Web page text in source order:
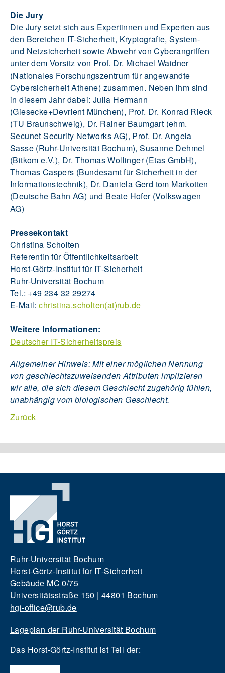
Die Jury
Die Jury setzt sich aus Expertinnen und Experten aus
den Bereichen IT-Sicherheit, Kryptografie, System-
und Netzsicherheit sowie Abwehr von Cyberangriffen
unter dem Vorsitz von Prof. Dr. Michael Waidner
(Nationales Forschungszentrum für angewandte
Cybersicherheit Athene) zusammen. Neben ihm sind
in diesem Jahr dabei: Julia Hermann
(Giesecke+Devrient München), Prof. Dr. Konrad Rieck
(TU Braunschweig), Dr. Rainer Baumgart (ehm.
Secunet Security Networks AG), Prof. Dr. Angela
Sasse (Ruhr-Universität Bochum), Susanne Dehmel
(Bitkom e.V.), Dr. Thomas Wollinger (Etas GmbH),
Thomas Caspers (Bundesamt für Sicherheit in der
Informationstechnik), Dr. Daniela Gerd tom Markotten
(Deutsche Bahn AG) und Beate Hofer (Volkswagen
AG)
Pressekontakt
Christina Scholten
Referentin für Öffentlichkeitsarbeit
Horst-Görtz-Institut für IT-Sicherheit
Ruhr-Universität Bochum
Tel.: +49 234 32 29274
E-Mail:christina.scholten(at)rub.de
Weitere Informationen:
Deutscher IT-Sicherheitspreis
Allgemeiner Hinweis: Mit einer möglichen Nennung
von geschlechtszuweisenden Attributen implizieren
wir alle, die sich diesem Geschlecht zugehörig fühlen,
unabhängig vom biologischen Geschlecht.
Zurück
Ruhr-Universität Bochum
Horst-Görtz-Institut für IT-Sicherheit
Gebäude MC 0/75
Universitätsstraße 150 | 44801 Bochum
hgi-office@rub.de
Lageplan der Ruhr-Universität Bochum
Das Horst-Görtz-Institut ist Teil der: